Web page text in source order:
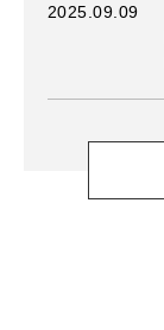
2025.09.09